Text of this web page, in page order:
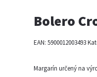
Bolero
EAN: 5900012003493
Margarín určený na